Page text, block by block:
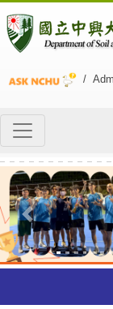
/
Previous